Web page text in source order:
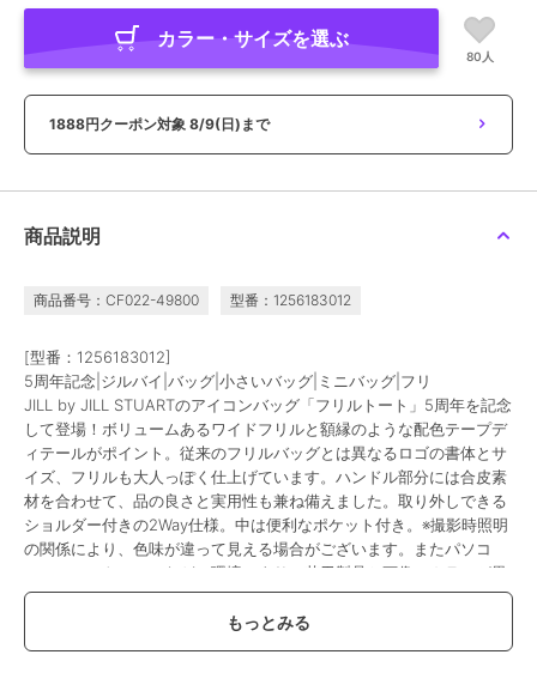
カラー・サイズを選ぶ
80人
1888円クーポン対象 8/9(日)まで
商品説明
商品番号：CF022-49800 型番：1256183012
[型番：1256183012]
5周年記念|ジルバイ|バッグ|小さいバッグ|ミニバッグ|フリ
JILL by JILL STUARTのアイコンバッグ「フリルトート」5周年を記念
して登場！ボリュームあるワイドフリルと額縁のような配色テープデ
ィテールがポイント。従来のフリルバッグとは異なるロゴの書体とサ
イズ、フリルも大人っぽく仕上げています。ハンドル部分には合皮素
材を合わせて、品の良さと実用性も兼ね備えました。取り外しできる
ショルダー付きの2Way仕様。中は便利なポケット付き。※撮影時照明
の関係により、色味が違って見える場合がございます。またパソコ
ン・スマートフォンなどの環境により、若干製品と画像のカラーが異
なる場合もございます。予めご了承ください。商品の色味は、商品単
品画像をご参照下さい。※商品画像はサンプルのため、色味やサイズ
等の仕様に変更がある場合がございますので、予めご了承ください。